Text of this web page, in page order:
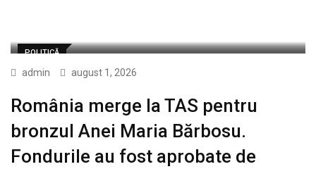
POLITICĂ
admin august 1, 2026
România merge la TAS pentru
bronzul Anei Maria Bărbosu.
Fondurile au fost aprobate de